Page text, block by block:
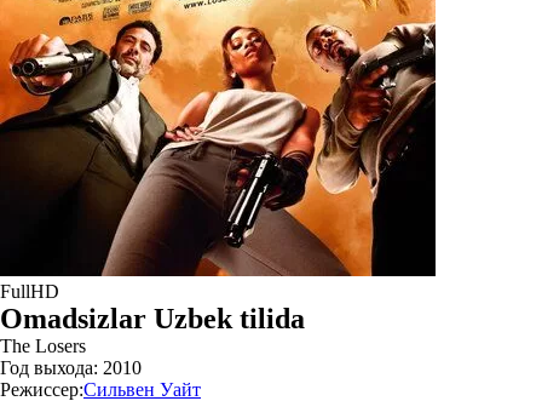
FullHD
Omadsizlar Uzbek tilida
The Losers
Год выхода: 2010
Режиссер:Сильвен Уайт